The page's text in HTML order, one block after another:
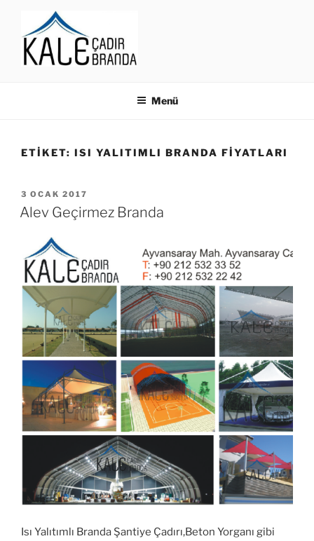
FIYATLARI, ÇEŞITLERI
Menü
ETIKET: ISI YALITIMLI BRANDA FIYATLARI
YAYIM
TARIHI
3 OCAK 2017
Alev Geçirmez Branda
Isı Yalıtımlı Branda Şantiye Çadırı,Beton Yorganı gibi